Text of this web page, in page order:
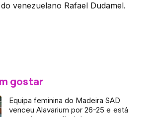
venezuelano Rafael Dudamel.
gostar
Equipa feminina do Madeira SAD
venceu Alavarium por 26-25 e está